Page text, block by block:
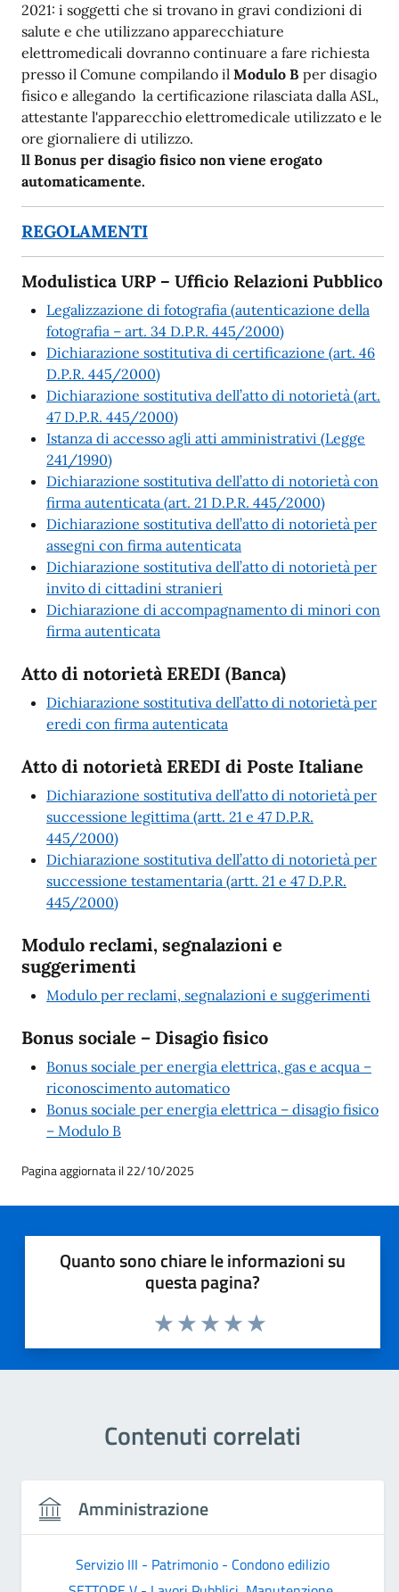
2021: i soggetti che si trovano in gravi condizioni di
salute e che utilizzano apparecchiature
elettromedicali dovranno continuare a fare richiesta
presso il Comune compilando il Modulo B per disagio
fisico e allegando la certificazione rilasciata dalla ASL,
attestante l'apparecchio elettromedicale utilizzato e le
ore giornaliere di utilizzo.
ll Bonus per disagio fisico non viene erogato
automaticamente.
REGOLAMENTI
Modulistica URP – Ufficio Relazioni Pubblico
Legalizzazione di fotografia (autenticazione della
fotografia – art. 34 D.P.R. 445/2000)
Dichiarazione sostitutiva di certificazione (art. 46
D.P.R. 445/2000)
Dichiarazione sostitutiva dell’atto di notorietà (art.
47 D.P.R. 445/2000)
Istanza di accesso agli atti amministrativi (Legge
241/1990)
Dichiarazione sostitutiva dell’atto di notorietà con
firma autenticata (art. 21 D.P.R. 445/2000)
Dichiarazione sostitutiva dell’atto di notorietà per
assegni con firma autenticata
Dichiarazione sostitutiva dell’atto di notorietà per
invito di cittadini stranieri
Dichiarazione di accompagnamento di minori con
firma autenticata
Atto di notorietà EREDI (Banca)
Dichiarazione sostitutiva dell’atto di notorietà per
eredi con firma autenticata
Atto di notorietà EREDI di Poste Italiane
Dichiarazione sostitutiva dell’atto di notorietà per
successione legittima (artt. 21 e 47 D.P.R.
445/2000)
Dichiarazione sostitutiva dell’atto di notorietà per
successione testamentaria (artt. 21 e 47 D.P.R.
445/2000)
Modulo reclami, segnalazioni e
suggerimenti
Modulo per reclami, segnalazioni e suggerimenti
Bonus sociale – Disagio fisico
Bonus sociale per energia elettrica, gas e acqua –
riconoscimento automatico
Bonus sociale per energia elettrica – disagio fisico
– Modulo B
Pagina aggiornata il 22/10/2025
Quanto sono chiare le informazioni su
questa pagina?
Valuta 5 stelle su 5
Valuta 4 stelle su 5
Valuta 3 stelle su 5
Valuta 2 stelle su 5
Valuta 1 stelle su 5
Contenuti correlati
Amministrazione
Servizio III - Patrimonio - Condono edilizio